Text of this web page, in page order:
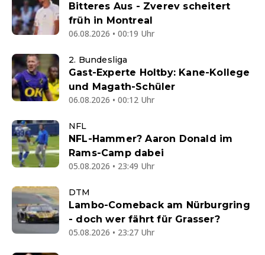
Bitteres Aus - Zverev scheitert
früh in Montreal
06.08.2026 • 00:19 Uhr
2. Bundesliga
Gast-Experte Holtby: Kane-Kollege
und Magath-Schüler
06.08.2026 • 00:12 Uhr
NFL
NFL-Hammer? Aaron Donald im
Rams-Camp dabei
05.08.2026 • 23:49 Uhr
DTM
Lambo-Comeback am Nürburgring
- doch wer fährt für Grasser?
05.08.2026 • 23:27 Uhr